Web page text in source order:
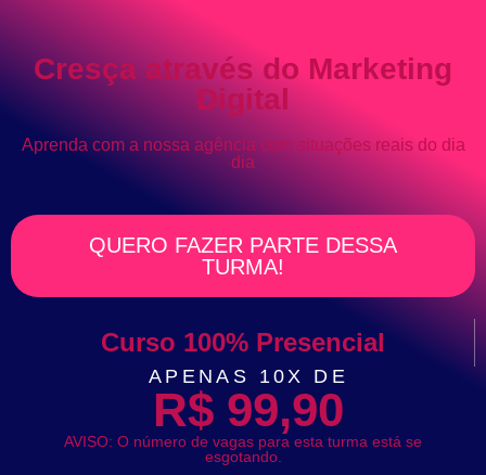
Cresça através do Marketing
Digital
Aprenda com a nossa agência com situações reais do dia
dia
QUERO FAZER PARTE DESSA
TURMA!
Curso 100% Presencial
APENAS 10X DE
R$ 99,90
AVISO: O número de vagas para esta turma está se
esgotando.